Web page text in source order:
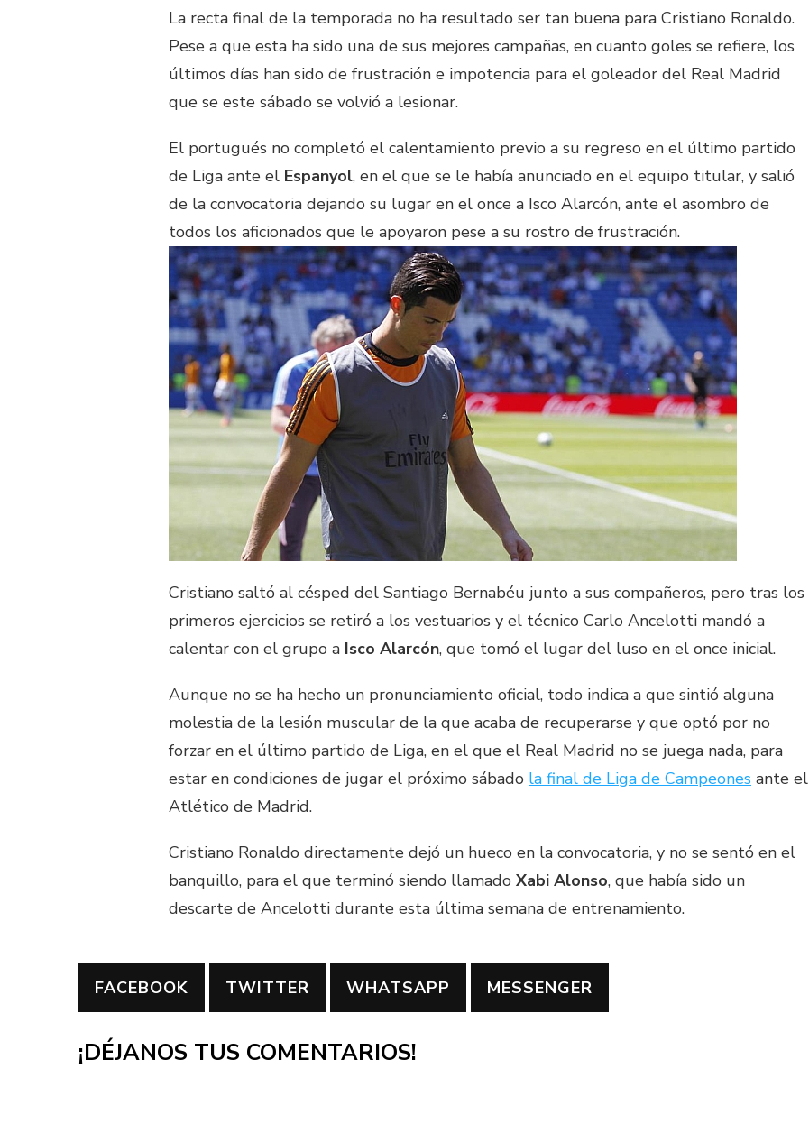
La recta final de la temporada no ha resultado ser tan buena para Cristiano Ronaldo.
Pese a que esta ha sido una de sus mejores campañas, en cuanto goles se refiere, los
últimos días han sido de frustración e impotencia para el goleador del Real Madrid
que se este sábado se volvió a lesionar.
El portugués no completó el calentamiento previo a su regreso en el último partido
de Liga ante el Espanyol, en el que se le había anunciado en el equipo titular, y salió
de la convocatoria dejando su lugar en el once a Isco Alarcón, ante el asombro de
todos los aficionados que le apoyaron pese a su rostro de frustración.
Cristiano saltó al césped del Santiago Bernabéu junto a sus compañeros, pero tras los
primeros ejercicios se retiró a los vestuarios y el técnico Carlo Ancelotti mandó a
calentar con el grupo a Isco Alarcón, que tomó el lugar del luso en el once inicial.
Aunque no se ha hecho un pronunciamiento oficial, todo indica a que sintió alguna
molestia de la lesión muscular de la que acaba de recuperarse y que optó por no
forzar en el último partido de Liga, en el que el Real Madrid no se juega nada, para
estar en condiciones de jugar el próximo sábado la final de Liga de Campeones ante el
Atlético de Madrid.
Cristiano Ronaldo directamente dejó un hueco en la convocatoria, y no se sentó en el
banquillo, para el que terminó siendo llamado Xabi Alonso, que había sido un
descarte de Ancelotti durante esta última semana de entrenamiento.
FACEBOOK TWITTER WHATSAPP MESSENGER
¡DÉJANOS TUS COMENTARIOS!